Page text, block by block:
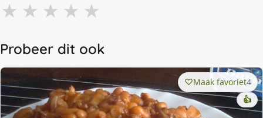
★ ★ ★ ★ ★
Probeer dit ook
Maak favoriet4
👍